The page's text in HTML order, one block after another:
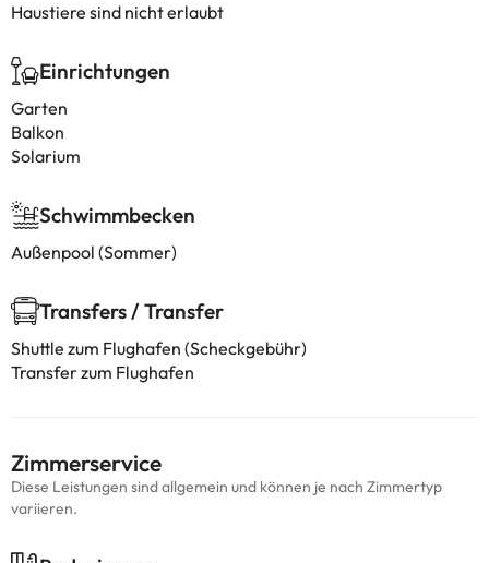
Haustiere sind nicht erlaubt
Einrichtungen
Garten
Balkon
Solarium
Schwimmbecken
Außenpool (Sommer)
Transfers / Transfer
Shuttle zum Flughafen (Scheckgebühr)
Transfer zum Flughafen
Zimmerservice
Diese Leistungen sind allgemein und können je nach Zimmertyp
variieren.